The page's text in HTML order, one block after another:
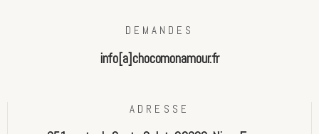
DEMANDES
info[a]chocomonamour.fr
ADRESSE